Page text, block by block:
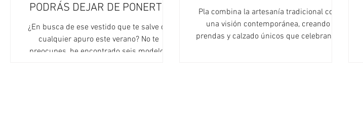
PODRÁS DEJAR DE PONERTE
¿En busca de ese vestido que te salve de
cualquier apuro este verano? No te
preocupes, he encontrado seis modelos
Pla combina la artesanía tradicional con
una visión contemporánea, creando
prendas y calzado únicos que celebran el